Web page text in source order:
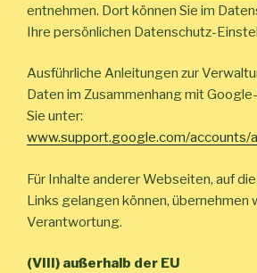
entnehmen. Dort können Sie im
Ihre persönlichen Datenschutz-
Ausführliche Anleitungen zur
Daten im Zusammenhang mit
Sie unter:
www.support.google.com/
Für Inhalte anderer Webseiten, auf
Links gelangen können, übernehmen
Verantwortung.
(VIII) außerhalb der EU